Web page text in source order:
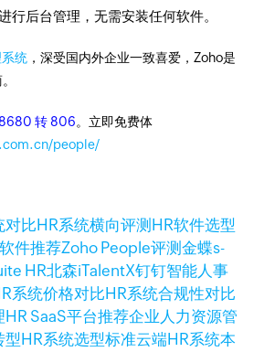
行后台管理，无需安装任何软件。
系统 ，深受国内外企业一致喜爱，Zoho是
转 806。立即免费体
people/
对比 HR系统横向评测 HR软件选型
件推荐Zoho People评测金蝶s-
HR北森iTalentX钉钉智能人事
系统价格对比HR系统合规性对比
HR SaaS平台推荐企业人力资源管
型 HR系统选型标准云端HR系统本